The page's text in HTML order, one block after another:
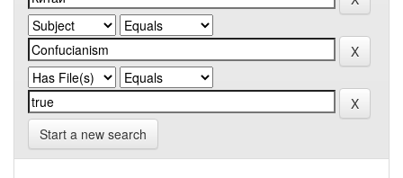
Start a new search